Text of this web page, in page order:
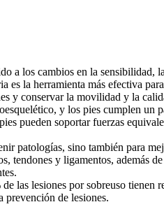
a los cambios en la
es la herramienta más efectiva
y conservar la movilidad y la
y los pies cumplen
pueden soportar fuerzas
patologías, sino también para
tendones y ligamentos, además
las lesiones por sobreuso
prevención de lesiones.